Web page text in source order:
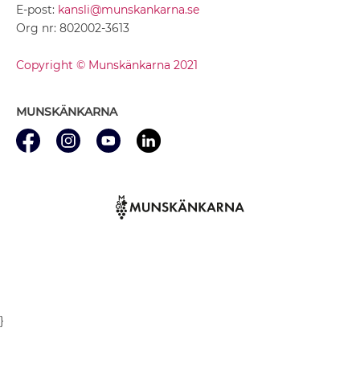
E-post: kansli@munskankarna.se
Org nr: 802002-3613
Copyright © Munskänkarna 2021
MUNSKÄNKARNA
}